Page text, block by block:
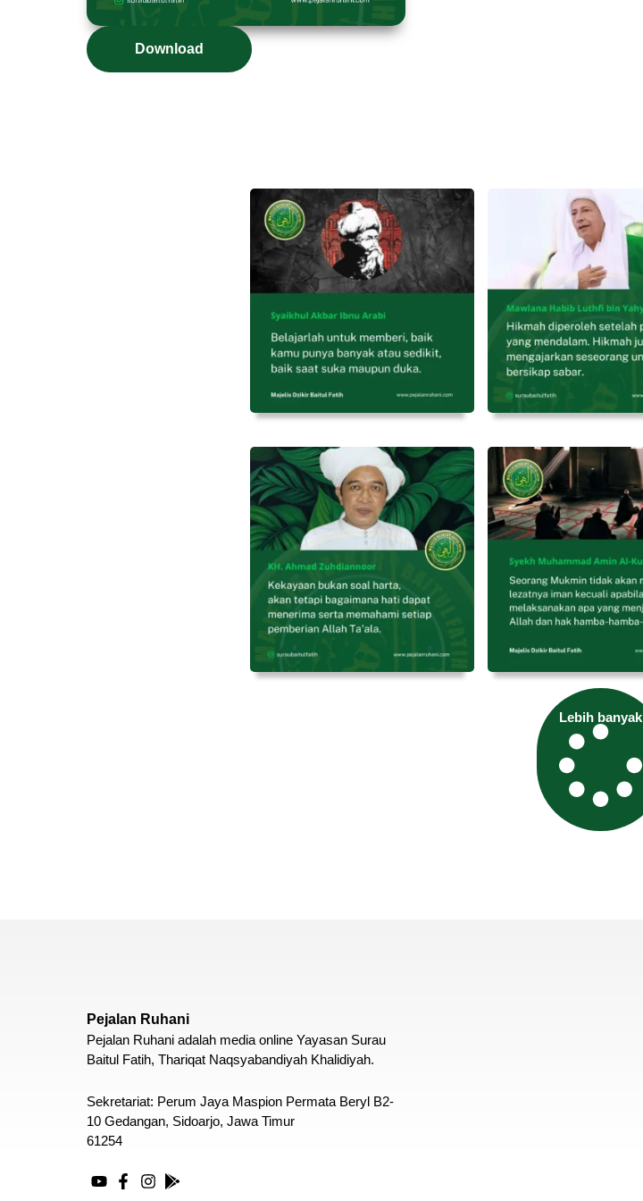
Download
Lebih banyak
Pejalan Ruhani
Pejalan Ruhani adalah media online Yayasan Surau
Baitul Fatih, Thariqat Naqsyabandiyah Khalidiyah.
Sekretariat: Perum Jaya Maspion Permata Beryl B2-
10 Gedangan, Sidoarjo, Jawa Timur
61254